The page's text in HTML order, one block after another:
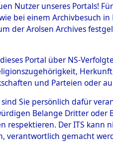
Listen
0033
Nutzer unseres Portals!
bei einem Archivbesuch
der Arolsen Archives
Portal über NS-
und Parteien oder
Sie persönlich dafür
Belange Dritter
respektieren. Der ITS
verantwortlich gemacht